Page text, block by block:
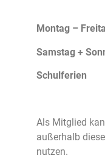
Montag –
Samstag +
Schulferien
Als Mitglied
außerhalb
nutzen.